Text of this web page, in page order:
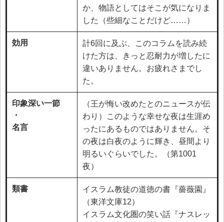
か、物語としてはそこが気になりま
した（些細なことだけど……）
効用
計6回に及ぶ、このコラムを読み続
けた方は、きっと忍耐力が増したに
違いありません。お疲れさまでし
た。
印象深い一節
・
名言
（王が悔い改めたとのニュースが伝
わり）このような幸せな夜は生涯め
ったにあるものではありません。そ
の夜は白夜のように輝き、昼間より
明るいぐらいでした。（第1001
夜）
類書
イスラム教徒の道徳の書『薔薇園』
（東洋文庫12）
イスラム文化圏の笑い話『ナスレッ